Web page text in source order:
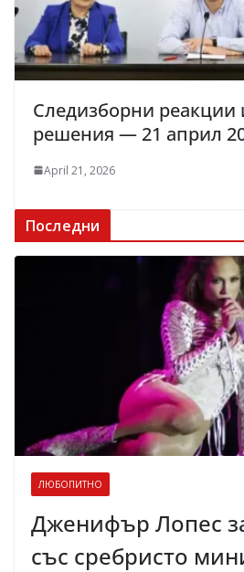
Следизборни реакции
решения — 21 април
April 21, 2026
Последни
ЛЮБОПИТНО
Дженифър Лопес
със сребристо